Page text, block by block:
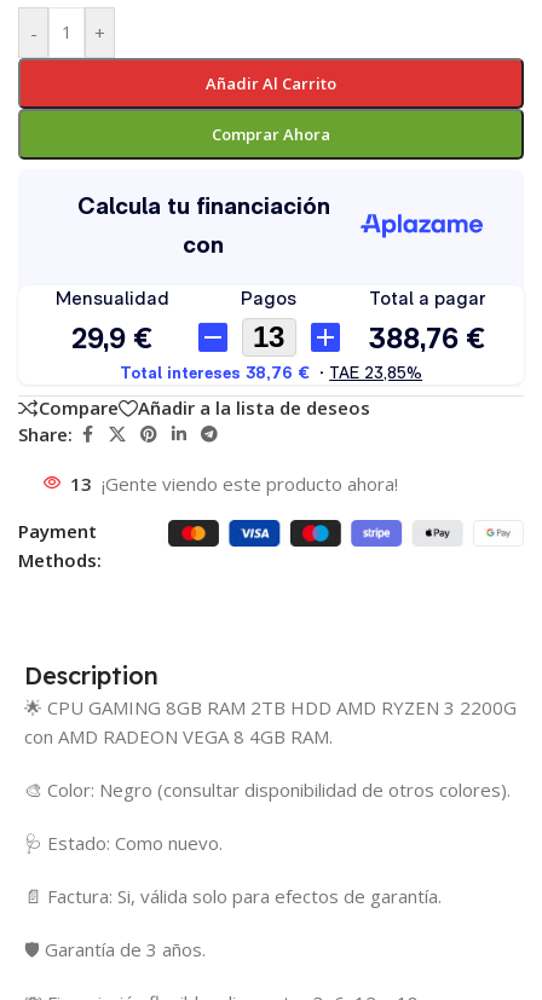
- +
Añadir Al Carrito
Comprar Ahora
Compare
Añadir a la lista de deseos
Share:
13 ¡Gente viendo este producto ahora!
Payment
Methods:
Description
🌟 CPU GAMING 8GB RAM 2TB HDD AMD RYZEN 3 2200G
con AMD RADEON VEGA 8 4GB RAM.
🎨 Color: Negro (consultar disponibilidad de otros colores).
🩺 Estado: Como nuevo.
📄 Factura: Si, válida solo para efectos de garantía.
🛡️ Garantía de 3 años.